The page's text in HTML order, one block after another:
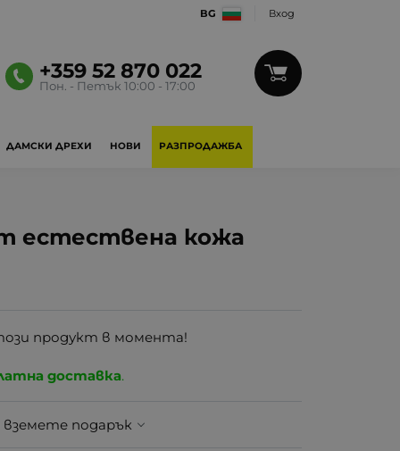
BG Вход
+359 52 870 022
Пон. - Петък 10:00 - 17:00
РАЗПРОДАЖБА
НОВИ
ДАМСКИ ДРЕХИ
естествена кожа
продукт в момента!
доставка.
подарък